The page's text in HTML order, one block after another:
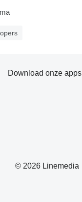
© 2026 Linemedia
Download onze apps